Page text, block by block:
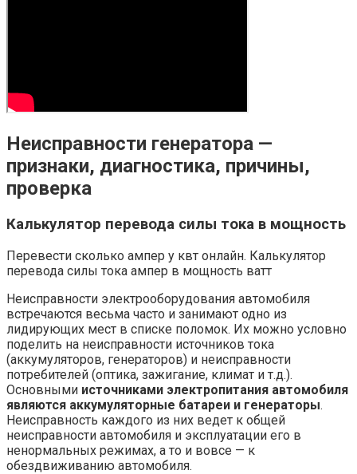
Неисправности генератора —
признаки, диагностика, причины,
проверка
Калькулятор перевода силы тока в мощность
Перевести сколько ампер у квт онлайн. Калькулятор
перевода силы тока ампер в мощность ватт
Неисправности электрооборудования автомобиля
встречаются весьма часто и занимают одно из
лидирующих мест в списке поломок. Их можно условно
поделить на неисправности источников тока
(аккумуляторов, генераторов) и неисправности
потребителей (оптика, зажигание, климат и т.д.).
Основными источниками электропитания автомобиля
являются аккумуляторные батареи и генераторы.
Неисправность каждого из них ведет к общей
неисправности автомобиля и эксплуатации его в
ненормальных режимах, а то и вовсе — к
обездвиживанию автомобиля.